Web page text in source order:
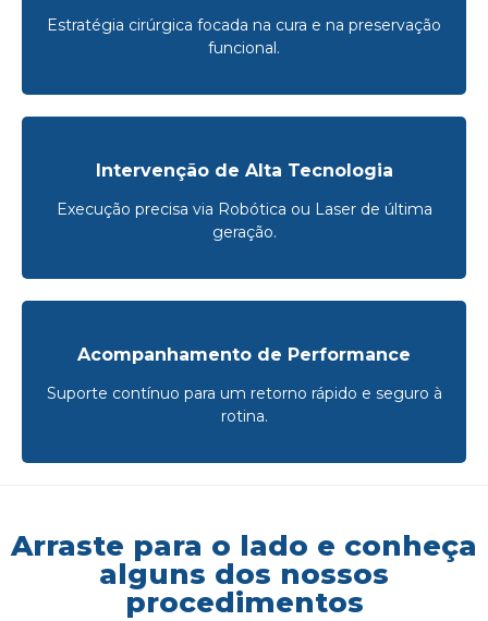
Estratégia cirúrgica focada na cura e na preservação
funcional.
Intervenção de Alta Tecnologia
Execução precisa via Robótica ou Laser de última
geração.
Acompanhamento de Performance
Suporte contínuo para um retorno rápido e seguro à
rotina.
Arraste para o lado e conheça
alguns dos nossos
procedimentos